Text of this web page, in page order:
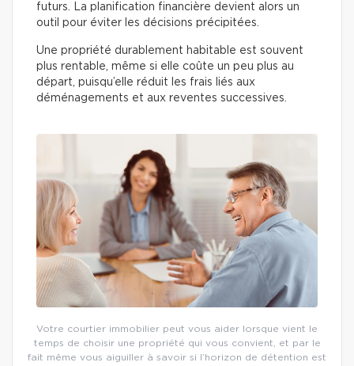
futurs. La planification financière devient alors un
outil pour éviter les décisions précipitées.
Une propriété durablement habitable est souvent
plus rentable, même si elle coûte un peu plus au
départ, puisqu’elle réduit les frais liés aux
déménagements et aux reventes successives.
Votre courtier immobilier peut vous aider lorsque vient le
temps de choisir une propriété qui vous convient, et par le
fait même vous aiguiller à savoir si l’horizon de détention est